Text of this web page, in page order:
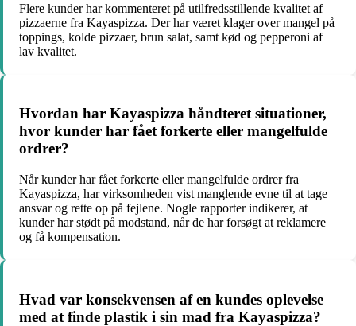
Flere kunder har kommenteret på utilfredsstillende kvalitet af
pizzaerne fra Kayaspizza. Der har været klager over mangel på
toppings, kolde pizzaer, brun salat, samt kød og pepperoni af
lav kvalitet.
Hvordan har Kayaspizza håndteret situationer,
hvor kunder har fået forkerte eller mangelfulde
ordrer?
Når kunder har fået forkerte eller mangelfulde ordrer fra
Kayaspizza, har virksomheden vist manglende evne til at tage
ansvar og rette op på fejlene. Nogle rapporter indikerer, at
kunder har stødt på modstand, når de har forsøgt at reklamere
og få kompensation.
Hvad var konsekvensen af en kundes oplevelse
med at finde plastik i sin mad fra Kayaspizza?